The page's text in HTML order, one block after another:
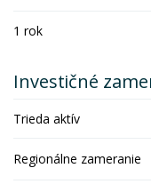
1 rok
Investičné
Trieda aktív
Regionálne zameranie